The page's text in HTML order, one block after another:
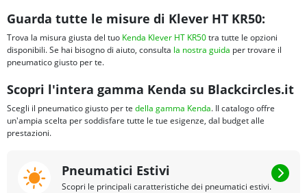
Guarda tutte le misure di Klever HT KR50:
Trova la misura giusta del tuo Kenda Klever HT KR50tra tutte le opzioni
disponibili. Se hai bisogno di aiuto, consulta la nostra guida per trovare il
pneumatico giusto per te.
Scopri l'intera gamma Kenda su Blackcircles.it
Scegli il pneumatico giusto per te della gamma Kenda. Il catalogo offre
un'ampia scelta per soddisfare tutte le tue esigenze, dal budget alle
prestazioni.
Pneumatici Estivi
Scopri le principali caratteristiche dei pneumatici estivi.